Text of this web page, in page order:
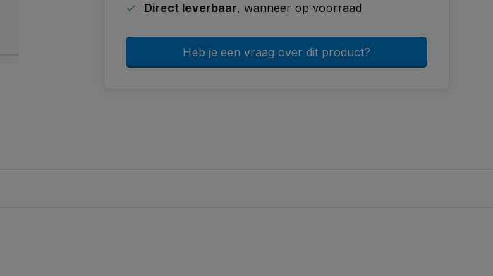
Direct leverbaar, wanneer op voorraad
Heb je een vraag over dit product?